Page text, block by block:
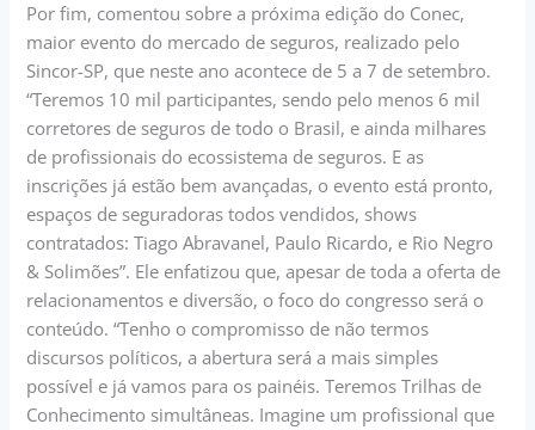
Por fim, comentou sobre a próxima edição do Conec,
maior evento do mercado de seguros, realizado pelo
Sincor-SP, que neste ano acontece de 5 a 7 de setembro.
“Teremos 10 mil participantes, sendo pelo menos 6 mil
corretores de seguros de todo o Brasil, e ainda milhares
de profissionais do ecossistema de seguros. E as
inscrições já estão bem avançadas, o evento está pronto,
espaços de seguradoras todos vendidos, shows
contratados: Tiago Abravanel, Paulo Ricardo, e Rio Negro
& Solimões”. Ele enfatizou que, apesar de toda a oferta de
relacionamentos e diversão, o foco do congresso será o
conteúdo. “Tenho o compromisso de não termos
discursos políticos, a abertura será a mais simples
possível e já vamos para os painéis. Teremos Trilhas de
Conhecimento simultâneas. Imagine um profissional que